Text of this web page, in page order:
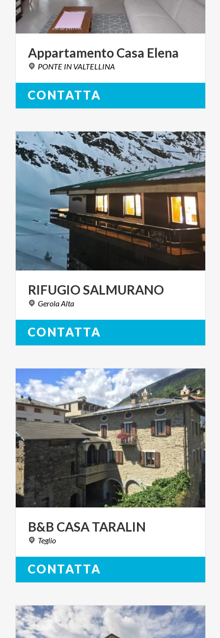
AppartamentoCasa Elena
PONTE IN VALTELLINA
CONTATTA
RIFUGIOSALMURANO
GerolaAlta
CONTATTA
B&B CASATARALIN
Teglio
CONTATTA